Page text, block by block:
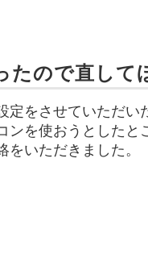
たので直して
定をさせていただい
ンを使おうとしたと
いただきました。